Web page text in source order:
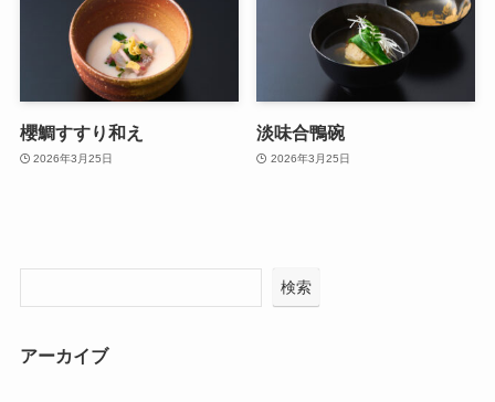
櫻鯛すすり和え
2026年3月25日
淡味合鴨碗
2026年3月25日
検索
アーカイブ